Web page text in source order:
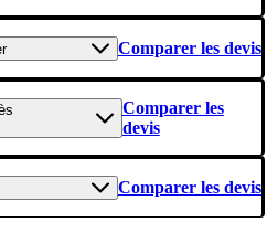
Comparer les devis
Comparer les
devis
Comparer les devis